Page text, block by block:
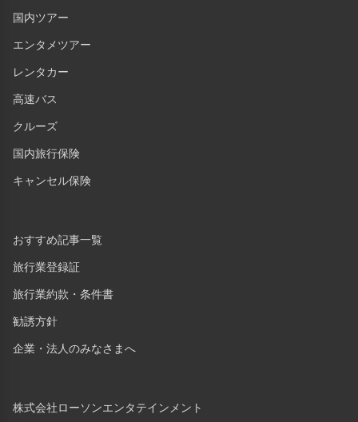
国内ツアー
エンタメツアー
レンタカー
高速バス
クルーズ
国内旅行保険
キャンセル保険
おすすめ記事一覧
旅行業登録証
旅行業約款・条件書
勧誘方針
企業・法人のみなさまへ
株式会社ローソンエンタテインメント